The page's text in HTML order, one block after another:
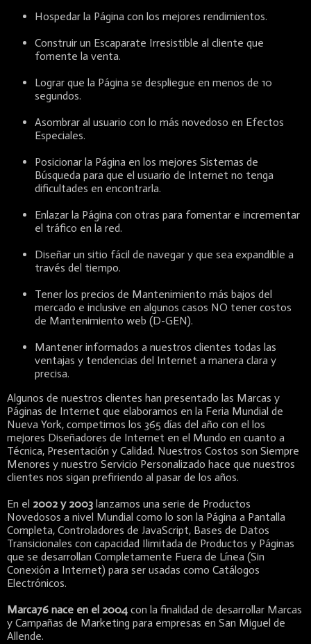
Hospedar la Página con los mejores rendimientos.
Construir un Escaparate Irresistible al cliente que
fomente la venta.
Lograr que la Página se despliegue en menos de 10
segundos.
Asombrar al usuario con lo más novedoso en Efectos
Especiales.
Posicionar la Página en los mejores Sistemas de
Búsqueda para que el usuario de Internet no tenga
dificultades en encontrarla.
Enlazar la Página con otras para fomentar e incrementar
el tráfico en la red.
Diseñar un sitio fácil de navegar y que sea expandible a
través del tiempo.
Tener los precios de Mantenimiento más bajos del
mercado e inclusive en algunos casos NO tener costos
de Mantenimiento web (D-GEN).
Mantener informados a nuestros clientes todas las
ventajas y tendencias del Internet a manera clara y
precisa.
Algunos de nuestros clientes han presentado las Marcas y
Páginas de Internet que elaboramos en la Feria Mundial de
Nueva York, competimos los 365 días del año con el los
mejores Diseñadores de Internet en el Mundo en cuanto a
Técnica, Presentación y Calidad. Nuestros Costos son Siempre
Menores y nuestro Servicio Personalizado hace que nuestros
clientes nos sigan prefiriendo al pasar de los años.
En el 2002 y 2003 lanzamos una serie de Productos
Novedosos a nivel Mundial como lo son la Página a Pantalla
Completa, Controladores de JavaScript, Bases de Datos
Transicionales con capacidad Ilimitada de Productos y Páginas
que se desarrollan Completamente Fuera de Línea (Sin
Conexión a Internet) para ser usadas como Catálogos
Electrónicos.
Marca76 nace en el 2004 con la finalidad de desarrollar Marcas
y Campañas de Marketing para empresas en San Miguel de
Allende.